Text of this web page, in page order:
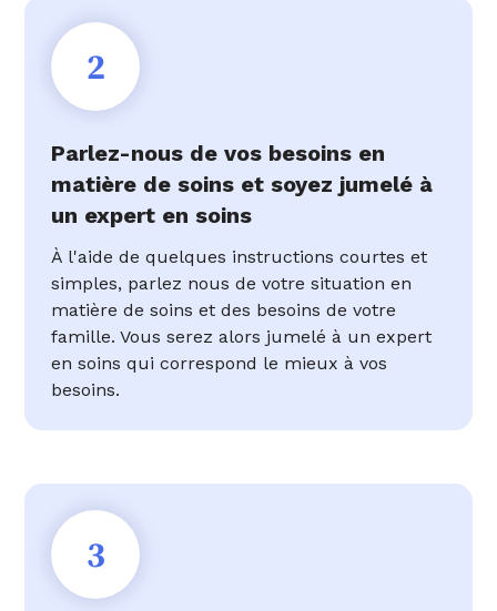
2
Parlez-nous de vos besoins en
matière de soins et soyez jumelé à
un expert en soins
À l'aide de quelques instructions courtes et
simples, parlez nous de votre situation en
matière de soins et des besoins de votre
famille. Vous serez alors jumelé à un expert
en soins qui correspond le mieux à vos
besoins.
3